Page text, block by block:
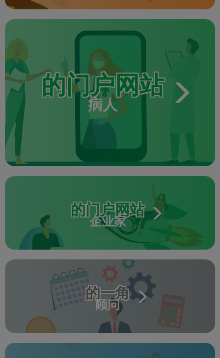
的门户网站
病人
的门户网站
企业家
的一角
顾问